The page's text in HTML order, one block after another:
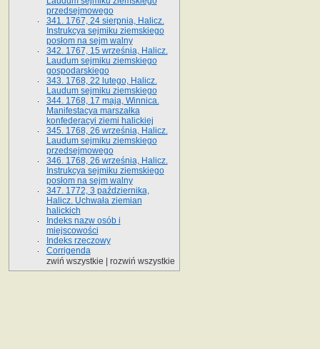
przedsejmowego
341. 1767, 24 sierpnia, Halicz.
Instrukcya sejmiku ziemskiego
posłom na sejm walny
342. 1767, 15 września, Halicz.
Laudum sejmiku ziemskiego
gospodarskiego
343. 1768, 22 lutego, Halicz.
Laudum sejmiku ziemskiego
344. 1768, 17 maja, Winnica.
Manifestacya marszałka
konfederacyi ziemi halickiej
345. 1768, 26 września, Halicz.
Laudum sejmiku ziemskiego
przedsejmowego
346. 1768, 26 września, Halicz.
Instrukcya sejmiku ziemskiego
posłom na sejm walny
347. 1772, 3 października,
Halicz. Uchwała ziemian
halickich
Indeks nazw osób i
miejscowości
Indeks rzeczowy
Corrigenda
zwiń wszystkie
rozwiń wszystkie